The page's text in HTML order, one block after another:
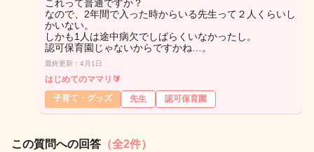
これって普通ですか？
なので、2年間で入った時からいる先生って２人くらいし
かいない。
しかも1人は途中病欠でしばらくいなかったし。
認可保育園じゃないからですかね…。
最終更新：4月1日
はじめてのママリ🔰
子育て・グッズ
先生 認可保育園
この質問への回答 （全2件）